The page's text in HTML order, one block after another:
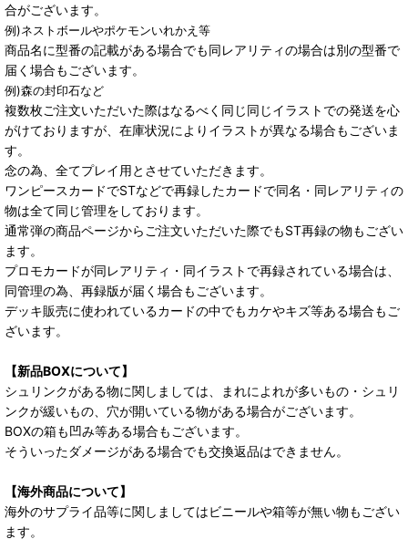
合がございます。
例)ネストボールやポケモンいれかえ等
商品名に型番の記載がある場合でも同レアリティの場合は別の型番で
届く場合もございます。
例)森の封印石など
複数枚ご注文いただいた際はなるべく同じ同じイラストでの発送を心
がけておりますが、在庫状況によりイラストが異なる場合もございま
す。
念の為、全てプレイ用とさせていただきます。
ワンピースカードでSTなどで再録したカードで同名・同レアリティの
物は全て同じ管理をしております。
通常弾の商品ページからご注文いただいた際でもST再録の物もござい
ます。
プロモカードが同レアリティ・同イラストで再録されている場合は、
同管理の為、再録版が届く場合もございます。
デッキ販売に使われているカードの中でもカケやキズ等ある場合もご
ざいます。
【新品BOXについて】
シュリンクがある物に関しましては、まれによれが多いもの・シュリ
ンクが緩いもの、穴が開いている物がある場合がございます。
BOXの箱も凹み等ある場合もございます。
そういったダメージがある場合でも交換返品はできません。
【海外商品について】
海外のサプライ品等に関しましてはビニールや箱等が無い物もござい
ます。